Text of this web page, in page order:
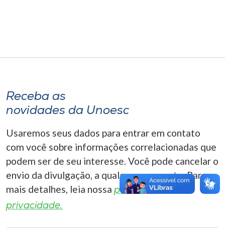
A-
Receba as
novidades da Unoesc
Usaremos seus dados para entrar em contato
com você sobre informações correlacionadas que
podem ser de seu interesse. Você pode cancelar o
envio da divulgação, a qualquer momento. Para
mais detalhes, leia nossa política de
privacidade.